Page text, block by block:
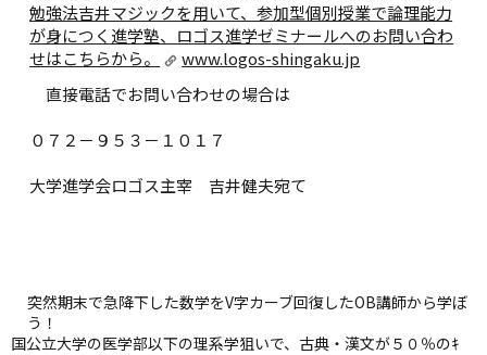
勉強法吉井マジックを用いて、参加型個別授業で論理能力
が身につく進学塾、ロゴス進学ゼミナールへのお問い合わ
せはこちらから。
www.logos-shingaku.jp
直接電話でお問い合わせの場合は
０７２－９５３－１０１７
大学進学会ロゴス主宰 吉井健夫宛て
突然期末で急降下した数学をV字カーブ回復したOB講師から学ぼ
う！
国公立大学の医学部以下の理系学狙いで、古典・漢文が５０％のｷ